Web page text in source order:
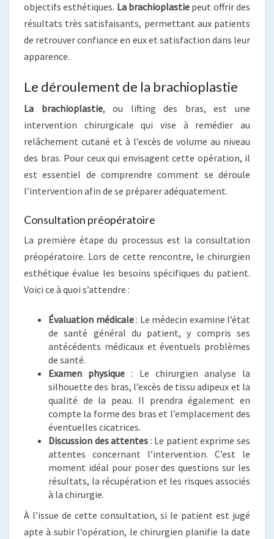
objectifs esthétiques. La brachioplastie peut offrir des
résultats très satisfaisants, permettant aux patients
de retrouver confiance en eux et satisfaction dans leur
apparence.
Le déroulement de la brachioplastie
La brachioplastie, ou lifting des bras, est une
intervention chirurgicale qui vise à remédier au
relâchement cutané et à l’excès de volume au niveau
des bras. Pour ceux qui envisagent cette opération, il
est essentiel de comprendre comment se déroule
l’intervention afin de se préparer adéquatement.
Consultation préopératoire
La première étape du processus est la consultation
préopératoire. Lors de cette rencontre, le chirurgien
esthétique évalue les besoins spécifiques du patient.
Voici ce à quoi s’attendre :
Évaluation médicale: Le médecin examine l’état
de santé général du patient, y compris ses
antécédents médicaux et éventuels problèmes
de santé.
Examen physique : Le chirurgien analyse la
silhouette des bras, l’excès de tissu adipeux et la
qualité de la peau. Il prendra également en
compte la forme des bras et l’emplacement des
éventuelles cicatrices.
Discussion des attentes : Le patient exprime ses
attentes concernant l’intervention. C’est le
moment idéal pour poser des questions sur les
résultats, la récupération et les risques associés
à la chirurgie.
À l’issue de cette consultation, si le patient est jugé
apte à subir l’opération, le chirurgien planifie la date